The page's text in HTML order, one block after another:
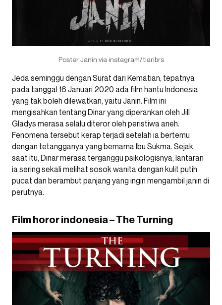
Poster Janin via instagram/tiaribrs
Jeda seminggu dengan Surat dari Kematian, tepatnya
pada tanggal 16 Januari 2020 ada film hantu Indonesia
yang tak boleh dilewatkan, yaitu Janin. Film ini
mengisahkan tentang Dinar yang diperankan oleh Jill
Gladys merasa selalu diteror oleh peristiwa aneh.
Fenomena tersebut kerap terjadi setelah ia bertemu
dengan tetangganya yang bernama Ibu Sukma. Sejak
saat itu, Dinar merasa terganggu psikologisnya, lantaran
ia sering sekali melihat sosok wanita dengan kulit putih
pucat dan berambut panjang yang ingin mengambil janin di
perutnya.
Film horor indonesia – The Turning